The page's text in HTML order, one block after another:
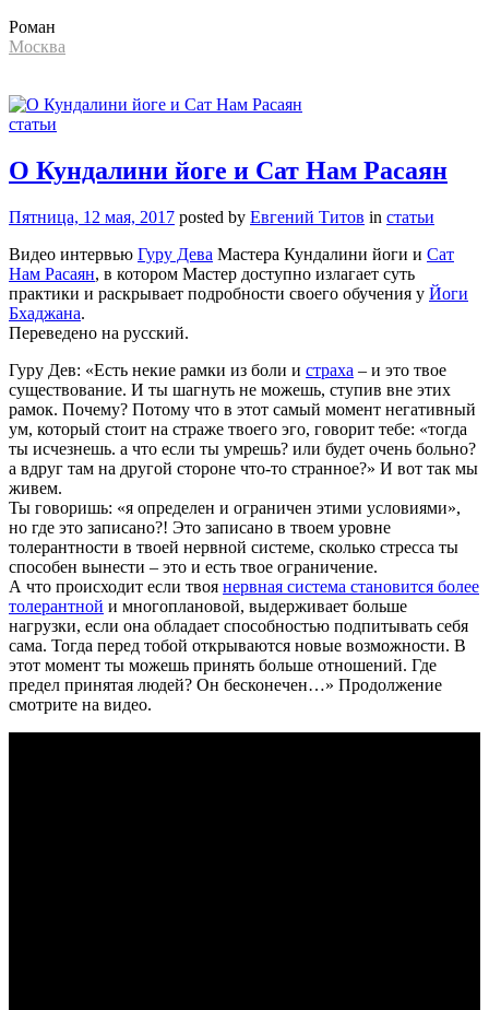
Роман
Москва
статьи
О Кундалини йоге и Сат Нам Расаян
Пятница, 12 мая, 2017 posted by Евгений Титов in статьи
Видео интервью Гуру Дева Мастера Кундалини йоги и Сат
Нам Расаян, в котором Мастер доступно излагает суть
практики и раскрывает подробности своего обучения у Йоги
Бхаджана.
Переведено на русский.
Гуру Дев: «Есть некие рамки из боли и страха – и это твое
существование. И ты шагнуть не можешь, ступив вне этих
рамок. Почему? Потому что в этот самый момент негативный
ум, который стоит на страже твоего эго, говорит тебе: «тогда
ты исчезнешь. а что если ты умрешь? или будет очень больно?
а вдруг там на другой стороне что-то странное?» И вот так мы
живем.
Ты говоришь: «я определен и ограничен этими условиями»,
но где это записано?! Это записано в твоем уровне
толерантности в твоей нервной системе, сколько стресса ты
способен вынести – это и есть твое ограничение.
А что происходит если твоя нервная система становится более
толерантной и многоплановой, выдерживает больше
нагрузки, если она обладает способностью подпитывать себя
сама. Тогда перед тобой открываются новые возможности. В
этот момент ты можешь принять больше отношений. Где
предел принятая людей? Он бесконечен…» Продолжение
смотрите на видео.